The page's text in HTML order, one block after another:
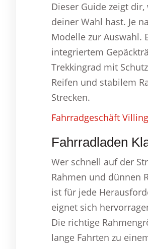
Dieser Guide zeigt
deiner Wahl hast. Je
Modelle zur Auswahl.
integriertem
Trekkingrad mit
Reifen und stabilem
Strecken.
Fahrradgeschäft
Fahrradladen
Wer schnell auf der
Rahmen und dünnen
ist für jede
eignet sich
Die richtige
lange Fahrten zu